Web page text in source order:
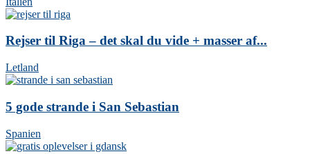
Rejser til Riga – det skal du vide + masser af...
Letland
5 gode strande i San Sebastian
Spanien